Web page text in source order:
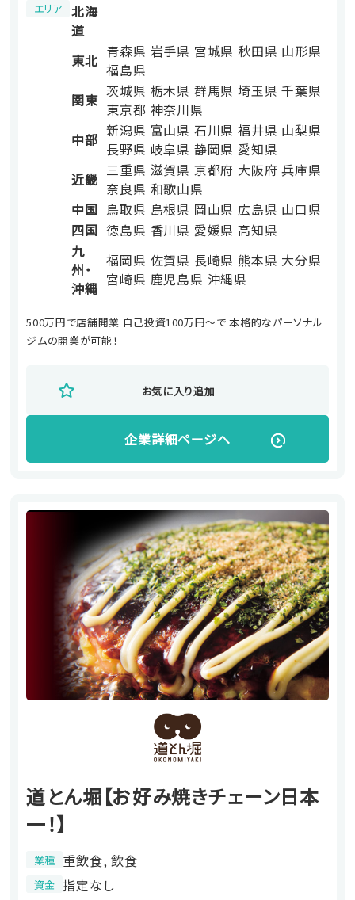
エリア
北海
道
東北 青森県 岩手県 宮城県 秋田県 山形県
福島県
関東 茨城県 栃木県 群馬県 埼玉県 千葉県
東京都 神奈川県
中部 新潟県 富山県 石川県 福井県 山梨県
長野県 岐阜県 静岡県 愛知県
近畿 三重県 滋賀県 京都府 大阪府 兵庫県
奈良県 和歌山県
中国 鳥取県 島根県 岡山県 広島県 山口県
四国 徳島県 香川県 愛媛県 高知県
九
州・
沖縄
福岡県 佐賀県 長崎県 熊本県 大分県
宮崎県 鹿児島県 沖縄県
500万円で店舗開業 自己投資100万円～で 本格的なパーソナル
ジムの開業が可能！
お気に入り追加
企業詳細ページへ
道とん堀【お好み焼きチェーン日本
一！】
業種 重飲食, 飲食
資金 指定なし